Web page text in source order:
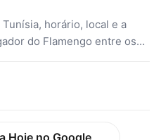
horário, local e a
do Flamengo entre os
Hoje no Google